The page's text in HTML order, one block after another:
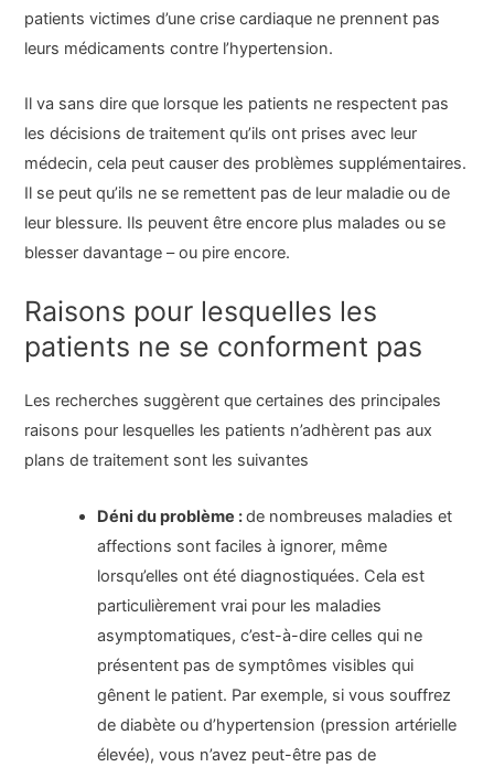
patients victimes d’une crise cardiaque ne prennent pas
leurs médicaments contre l’hypertension.
Il va sans dire que lorsque les patients ne respectent pas
les décisions de traitement qu’ils ont prises avec leur
médecin, cela peut causer des problèmes supplémentaires.
Il se peut qu’ils ne se remettent pas de leur maladie ou de
leur blessure. Ils peuvent être encore plus malades ou se
blesser davantage – ou pire encore.
Raisons pour lesquelles les
patients ne se conforment pas
Les recherches suggèrent que certaines des principales
raisons pour lesquelles les patients n’adhèrent pas aux
plans de traitement sont les suivantes
Déni du problème :de nombreuses maladies et
affections sont faciles à ignorer, même
lorsqu’elles ont été diagnostiquées. Cela est
particulièrement vrai pour les maladies
asymptomatiques, c’est-à-dire celles qui ne
présentent pas de symptômes visibles qui
gênent le patient. Par exemple, si vous souffrez
de diabète ou d’hypertension (pression artérielle
élevée), vous n’avez peut-être pas de